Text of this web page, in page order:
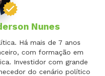
Nunes
Há mais de 7 anos
com formação em
Investidor com grande
do cenário político